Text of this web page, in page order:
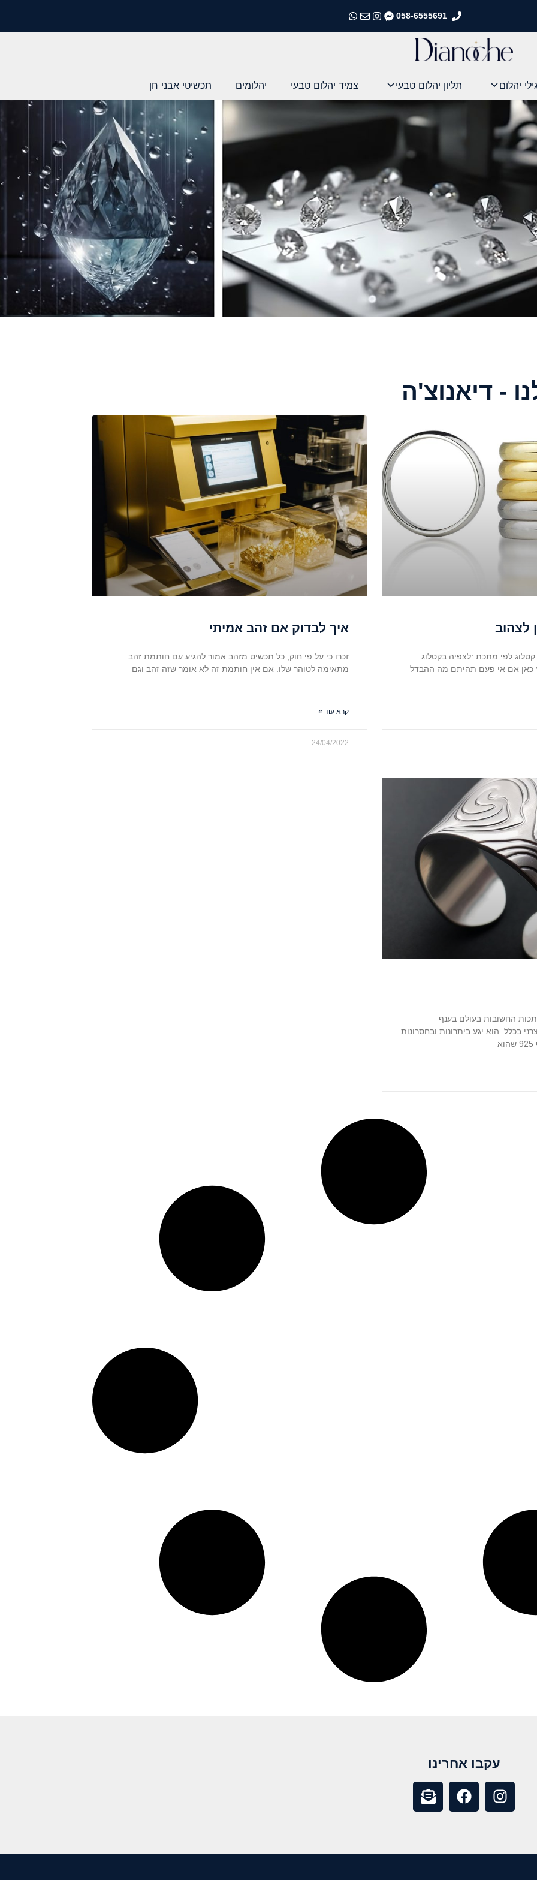
058-6555691
התקשרו אלינו
התקשרו אלינו
התקשרו אלינו
התקשרו אלינו
יהלום תליון יהלום טבעי צמיד יהלום טבעי יהלומים תכשיטי אבני חן
- דיאנוצ'ה
לצהוב
לפי מתכת :לצפיה בקטלוג
כאן אם אי פעם תהיתם מה ההבדל
איך לבדוק אם זהב אמיתי
זכרו כי על פי חוק, כל תכשיט מזהב אמור להגיע עם חותמת זהב
מתאימה לטוהר שלו. אם אין חותמת זה לא אומר שזה זהב וגם
קרא עוד »
24/04/2022
החשובות בעולם בענף
בכלל. הוא יגע ביתרונות ובחסרונות
עקבו אחרינו